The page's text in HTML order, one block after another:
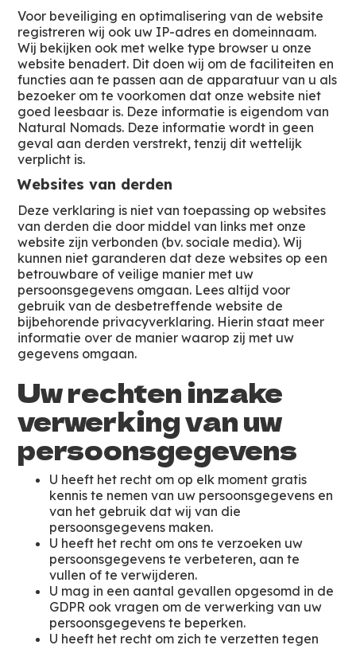
Voor beveiliging en optimalisering van de website
registreren wij ook uw IP-adres en domeinnaam.
Wij bekijken ook met welke type browser u onze
website benadert. Dit doen wij om de faciliteiten en
functies aan te passen aan de apparatuur van u als
bezoeker om te voorkomen dat onze website niet
goed leesbaar is. Deze informatie is eigendom van
Natural Nomads. Deze informatie wordt in geen
geval aan derden verstrekt, tenzij dit wettelijk
verplicht is.
Websites van derden
Deze verklaring is niet van toepassing op websites
van derden die door middel van links met onze
website zijn verbonden (bv. sociale media). Wij
kunnen niet garanderen dat deze websites op een
betrouwbare of veilige manier met uw
persoonsgegevens omgaan. Lees altijd voor
gebruik van de desbetreffende website de
bijbehorende privacyverklaring. Hierin staat meer
informatie over de manier waarop zij met uw
gegevens omgaan.
Uw rechten inzake
verwerking van uw
persoonsgegevens
U heeft het recht om op elk moment gratis
kennis te nemen van uw persoonsgegevens en
van het gebruik dat wij van die
persoonsgegevens maken.
U heeft het recht om ons te verzoeken uw
persoonsgegevens te verbeteren, aan te
vullen of te verwijderen.
U mag in een aantal gevallen opgesomd in de
GDPR ook vragen om de verwerking van uw
persoonsgegevens te beperken.
U heeft het recht om zich te verzetten tegen